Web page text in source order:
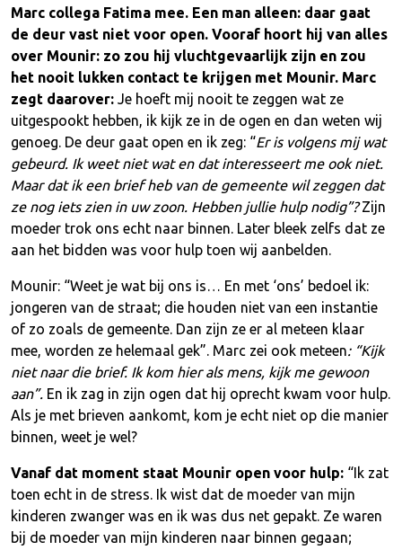
Marc collega Fatima mee. Een man alleen: daar gaat
de deur vast niet voor open. Vooraf hoort hij van alles
over Mounir: zo zou hij vluchtgevaarlijk zijn en zou
het nooit lukken contact te krijgen met Mounir. Marc
zegt daarover: Je hoeft mij nooit te zeggen wat ze
uitgespookt hebben, ik kijk ze in de ogen en dan weten wij
genoeg. De deur gaat open en ik zeg: “Er is volgens mij wat
gebeurd. Ik weet niet wat en dat interesseert me ook niet.
Maar dat ik een brief heb van de gemeente wil zeggen dat
ze nog iets zien in uw zoon. Hebben jullie hulp nodig”?Zijn
moeder trok ons echt naar binnen. Later bleek zelfs dat ze
aan het bidden was voor hulp toen wij aanbelden.
Mounir: “Weet je wat bij ons is… En met ‘ons’ bedoel ik:
jongeren van de straat; die houden niet van een instantie
of zo zoals de gemeente. Dan zijn ze er al meteen klaar
mee, worden ze helemaal gek”. Marc zei ook meteen: “Kijk
niet naar die brief. Ik kom hier als mens, kijk me gewoon
aan”. En ik zag in zijn ogen dat hij oprecht kwam voor hulp.
Als je met brieven aankomt, kom je echt niet op die manier
binnen, weet je wel?
Vanaf dat moment staat Mounir open voor hulp: “Ik zat
toen echt in de stress. Ik wist dat de moeder van mijn
kinderen zwanger was en ik was dus net gepakt. Ze waren
bij de moeder van mijn kinderen naar binnen gegaan;